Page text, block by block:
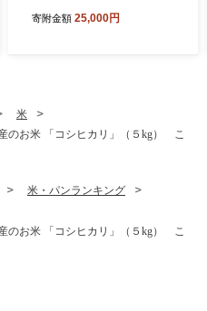
わせ 人気 アソート お菓子ス
寄附金額 25,000円
米
のお米 「コシヒカリ」（５kg） こ
米・パンランキング
のお米 「コシヒカリ」（５kg） こ